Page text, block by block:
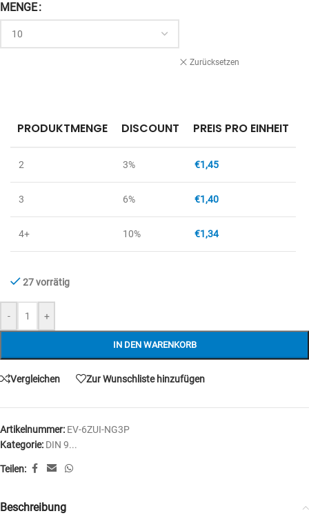
MENGE
Zurücksetzen
PRODUKTMENGE DISCOUNT PREIS PRO EINHEIT
2 3% €1,45
3 6% €1,40
4+ 10% €1,34
27 vorrätig
- +
IN DEN WARENKORB
Vergleichen Zur Wunschliste hinzufügen
Artikelnummer: EV-6ZUI-NG3P
Kategorie: DIN 9...
Teilen:
Beschreibung